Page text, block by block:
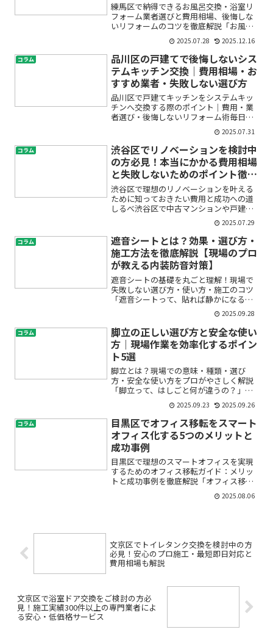
練馬区で納得できるお風呂交換・浴室リ
フォーム業者選びと費用相場、後悔しな
いリフォームのコツを徹底解説「お風呂
が古くなってきた」「カビやひび割れが
気になる」「そろそろ新しいバスルーム
にしたいけれど、どこに頼めばいい
の？」と、練馬区でお風呂交換...
2025.07.28 2025.12.16
コラム
品川区の戸建てで後悔しないシス
テムキッチン交換｜費用相場・お
すすめ業者・失敗しない選び方
品川区で戸建てキッチンをシステムキッ
チンへ交換する際のポイント｜費用・業
者選び・後悔しないリフォーム術毎日使
うキッチン。「もっと使いやすくした
い」「古くなったシステムキッチンを新
しくしたい」「家族が集まる場所だから
快適にしたい」と考え、リフ...
2025.07.31
コラム
渋谷区でリノベーションを検討中
の方必見！本当にかかる費用相場
と失敗しないためのポイント徹底
解説
渋谷区で理想のリノベーションを叶える
ために知っておきたい費用と成功への道
しるべ渋谷区で中古マンションや戸建て
のリノベーションを考え始めたものの、
「いったいどのくらい費用がかかる
の？」「見積もりはどうやって比較すれ
ばいいの？」「費用を抑えるコ...
2025.07.29
コラム
遮音シートとは？効果・選び方・
施工方法を徹底解説【現場のプロ
が教える内装防音対策】
遮音シートの基礎を丸ごと理解！現場で
失敗しない選び方・使い方・施工のコツ
「遮音シートって、貼れば静かになる
の？吸音材と何が違う？床と壁どっちに
使う？」——初めての防音対策で、こん
な疑問を持つ方は多いはずです。この記
事は、建設内装の現場で日常...
2025.09.28
コラム
脚立の正しい選び方と安全な使い
方｜現場作業を効率化するポイン
ト5選
脚立とは？現場での意味・種類・選び
方・安全な使い方をプロがやさしく解説
「脚立って、はしごと何が違うの？」
「どのサイズを買えばいい？」「天板に
立っても大丈夫？」――初めて現場に入る
と、こんな疑問が次々わいてきますよ
ね。この記事では、内装工事の...
2025.09.23 2025.09.26
コラム
目黒区でオフィス移転をスマート
オフィス化する5つのメリットと
成功事例
目黒区で理想のスマートオフィスを実現
するためのオフィス移転ガイド：メリッ
トと成功事例を徹底解説「オフィス移転
を考えているが、何から始めたら良いか
わからない」「スマートオフィスってど
2025.08.06
文京区でトイレタンク交換を検討中の方
必見！安心のプロ施工・最短即日対応と
費用相場も解説
文京区で浴室ドア交換をご検討の方必
見！施工実績300件以上の専門業者によ
る安心・低価格サービス